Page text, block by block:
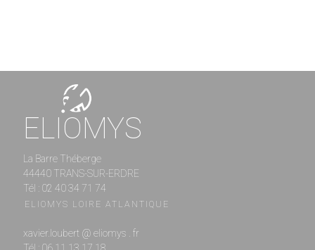
ELIOMYS
La Barre Théberge
44440 TRANS-SUR-ERDRE
Tél : 02 40 34 71 74
ELIOMYS LOIRE ATLANTIQUE
xavier.loubert @ eliomys . fr